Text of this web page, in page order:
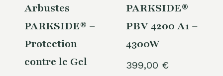
Arbustes
PARKSIDE® –
Protection
contre le Gel
PARKSIDE®
PBV 4200 A1 –
4300W
399,00 €